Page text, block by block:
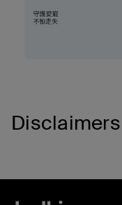
Disclaimers